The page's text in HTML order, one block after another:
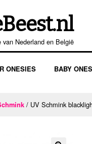
van Nederland en België
ONESIES BABY
/ UV Schmink